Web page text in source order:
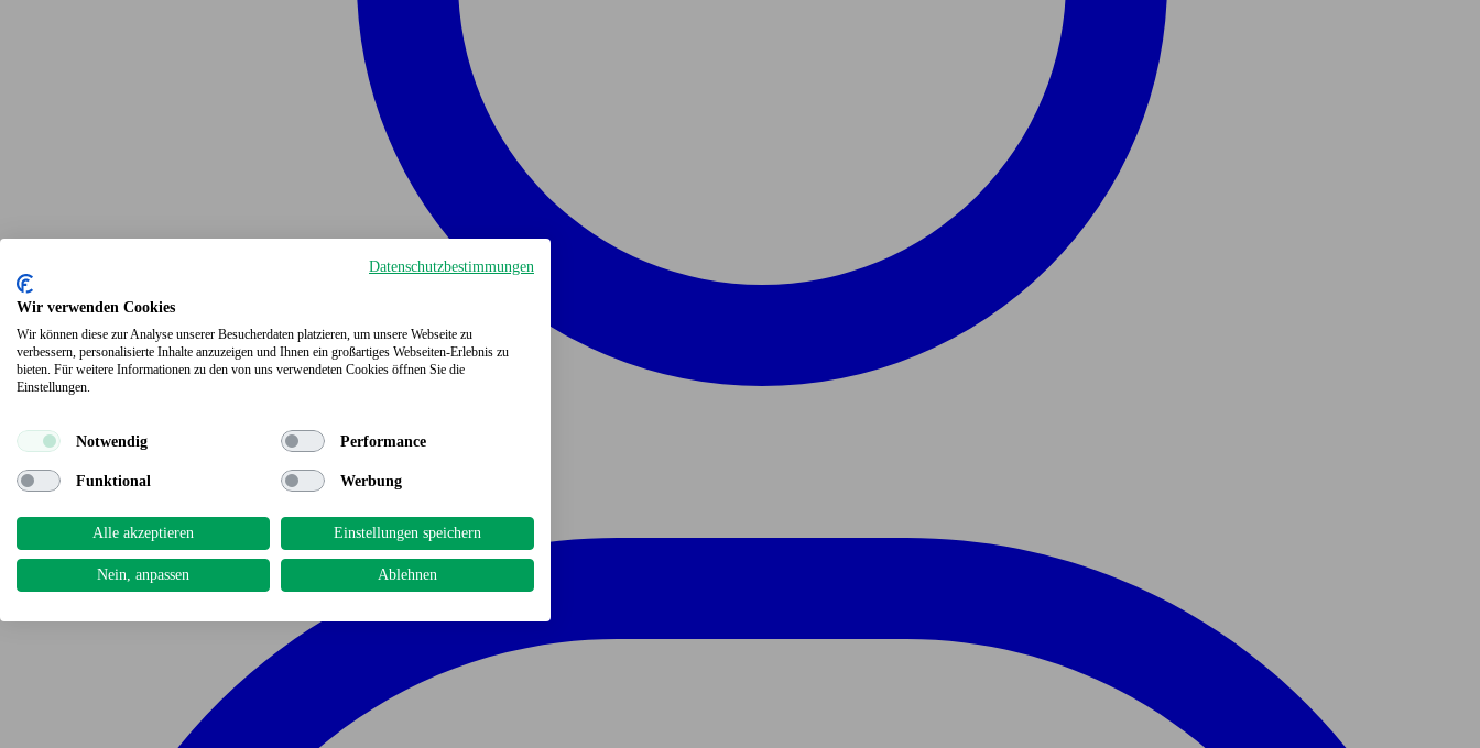
Datenschutzbestimmungen
Wir verwenden Cookies
Wir können diese zur Analyse unserer Besucherdaten platzieren, um unsere Webseite zu
verbessern, personalisierte Inhalte anzuzeigen und Ihnen ein großartiges Webseiten-Erlebnis zu
bieten. Für weitere Informationen zu den von uns verwendeten Cookies öffnen Sie die
Einstellungen.
Notwendig Performance
Funktional Werbung
Alle akzeptieren Einstellungen speichern
Nein, anpassen Ablehnen